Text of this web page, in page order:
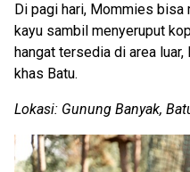
Di pagi hari, Mommies
kayu sambil menyeruput
hangat tersedia di area
khas Batu.
Lokasi: Gunung Banyak,